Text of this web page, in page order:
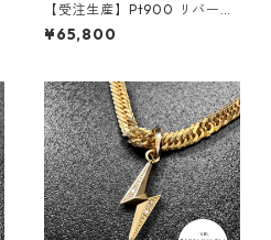
【受注生産】Pt900 リバーシ
ブルペンダント | 雷-INAZUM
A- |ダイヤモンド | 30g喜平ま
¥65,800